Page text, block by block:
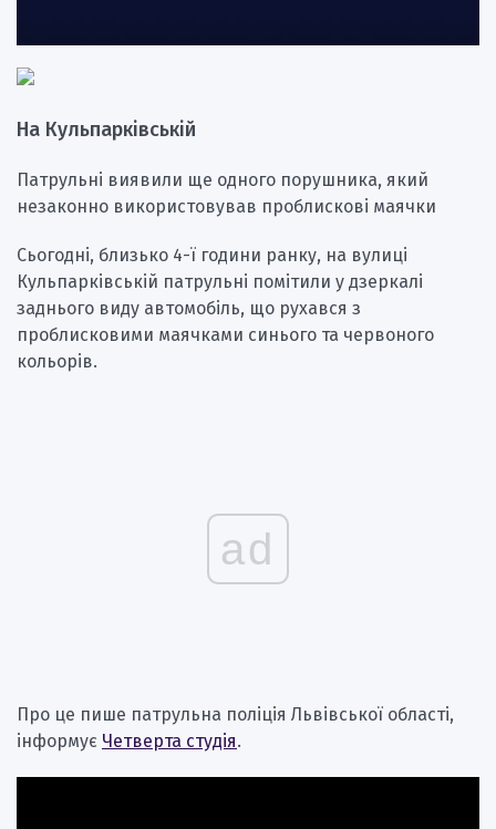
На Кульпарківській
Патрульні виявили ще одного порушника, який
незаконно використовував проблискові маячки
Сьогодні, близько 4-ї години ранку, на вулиці
Кульпарківській патрульні помітили у дзеркалі
заднього виду автомобіль, що рухався з
проблисковими маячками синього та червоного
кольорів.
ad
Про це пише патрульна поліція Львівської області,
інформує Четверта студія.